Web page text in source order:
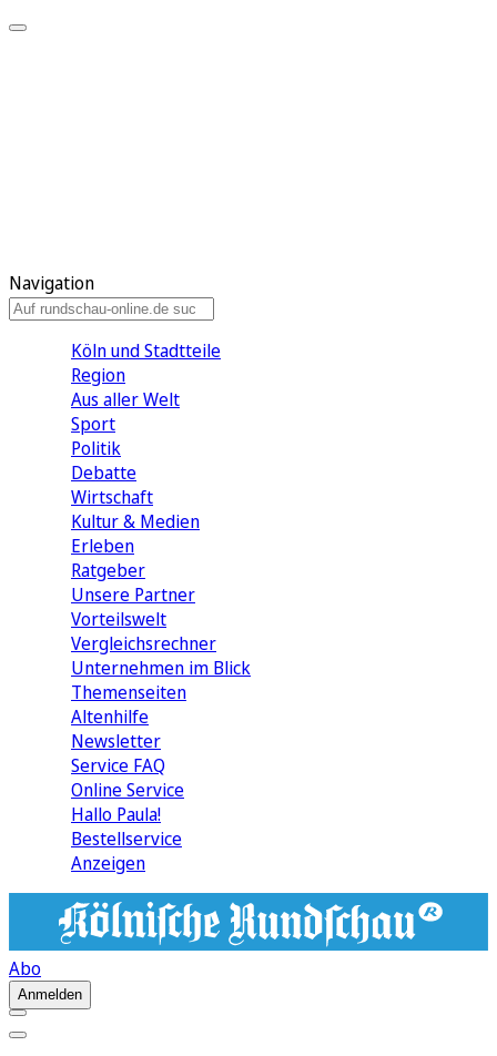
Navigation
Köln und Stadtteile
Region
Aus aller Welt
Sport
Politik
Debatte
Wirtschaft
Kultur & Medien
Erleben
Ratgeber
Unsere Partner
Vorteilswelt
Vergleichsrechner
Unternehmen im Blick
Themenseiten
Altenhilfe
Newsletter
Service FAQ
Online Service
Hallo Paula!
Bestellservice
Anzeigen
Abo
Anmelden